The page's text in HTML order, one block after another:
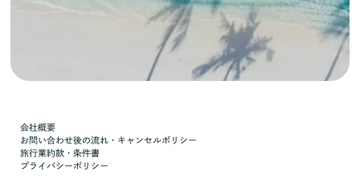
会社概要
お問い合わせ後の流れ・キャンセルポリシー
旅行業約款・条件書
プライバシーポリシー